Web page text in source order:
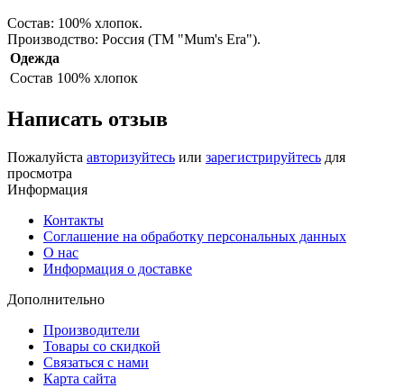
Состав: 100% хлопок.
Производство: Россия (ТМ "Mum's Era").
Одежда
Состав 100% хлопок
Написать отзыв
Пожалуйста авторизуйтесь или зарегистрируйтесь для
просмотра
Информация
Контакты
Соглашение на обработку персональных данных
О нас
Информация о доставке
Дополнительно
Производители
Товары со скидкой
Связаться с нами
Карта сайта